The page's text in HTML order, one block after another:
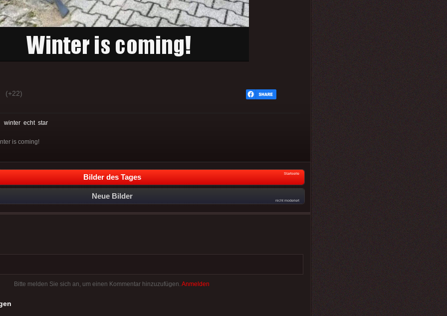
(+22)
winter echt star
is coming!
Bilder des Tages Startseite
Neue Bilder
nicht moderiert
Bitte melden Sie sich an, um einen Kommentar hinzuzufügen. Anmelden